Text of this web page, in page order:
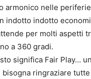
armonico nelle
indotto indotto
per molti aspetti
a 360 gradi.
significa Fair Play…
bisogna ringraziare